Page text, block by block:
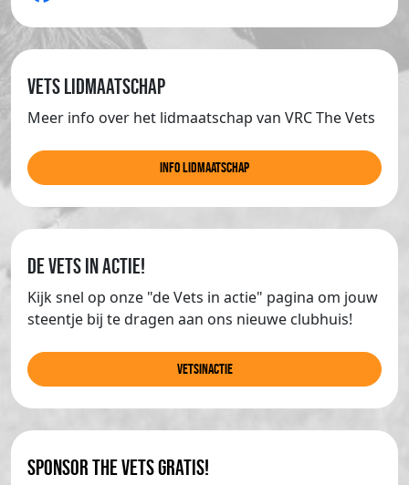
Vets lidmaatschap
Meer info over het lidmaatschap van VRC The Vets
info lidmaatschap
de Vets in actie!
Kijk snel op onze "de Vets in actie" pagina om jouw
steentje bij te dragen aan ons nieuwe clubhuis!
Vetsinactie
Sponsor The Vets gratis!